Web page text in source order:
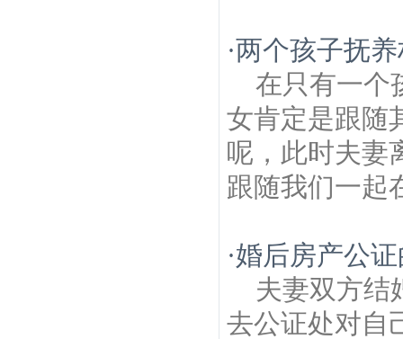
·两个孩子抚
在只有一个
女肯定是跟随
呢，此时夫妻
跟随我们一起
·婚后房产公
夫妻双方结
去公证处对自